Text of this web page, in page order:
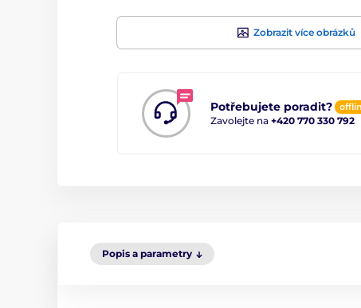
Zobrazit více obrázků
Potřebujete poradit?
Zavolejte na +420 770 330 792
Popis a parametry